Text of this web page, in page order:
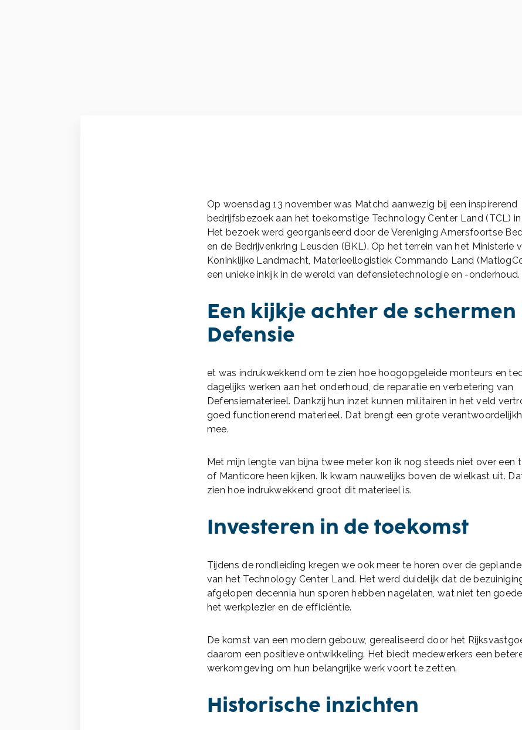
Op woensdag 13 november was Matchd aanwezig bij een inspirerend
bedrijfsbezoek aan het toekomstige Technology Center Land (TCL) in
Het bezoek werd georganiseerd door de Vereniging Amersfoortse
en de Bedrijvenkring Leusden (BKL). Op het terrein van het Ministerie
Koninklijke Landmacht, Materieellogistiek Commando Land
een unieke inkijk in de wereld van defensietechnologie en -onderhoud.
Een kijkje achter de schermen
Defensie
et was indrukwekkend om te zien hoe hoogopgeleide monteurs en
dagelijks werken aan het onderhoud, de reparatie en verbetering van
Defensiematerieel. Dankzij hun inzet kunnen militairen in het veld
goed functionerend materieel. Dat brengt een grote
mee.
Met mijn lengte van bijna twee meter kon ik nog steeds niet over een
of Manticore heen kijken. Ik kwam nauwelijks boven de wielkast uit.
zien hoe indrukwekkend groot dit materieel is.
Investeren in de toekomst
Tijdens de rondleiding kregen we ook meer te horen over de
van het Technology Center Land. Het werd duidelijk dat de
afgelopen decennia hun sporen hebben nagelaten, wat niet ten
het werkplezier en de efficiëntie.
De komst van een modern gebouw, gerealiseerd door het
daarom een positieve ontwikkeling. Het biedt medewerkers een
werkomgeving om hun belangrijke werk voort te zetten.
Historische inzichten